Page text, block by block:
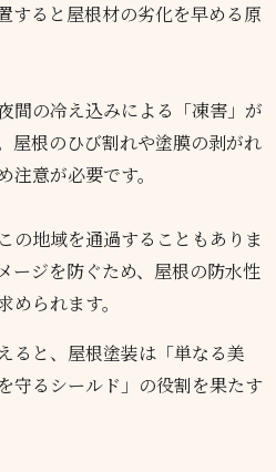
すると屋根材の劣化を早める原
間の冷え込みによる「凍害」が
屋根のひび割れや塗膜の剥がれ
意が必要です。
の地域を通過することもありま
ージを防ぐため、屋根の防水性
られます。
ると、屋根塗装は「単なる美
守るシールド」の役割を果たす